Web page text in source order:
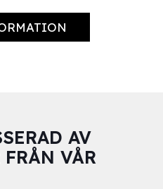
AV
FRÅN VÅR